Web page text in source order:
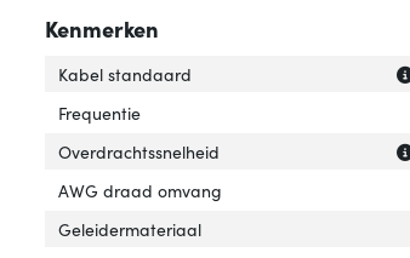
Kenmerken
Kabel standaard
Frequentie
Overdrachtssnelheid
AWG draad omvang
Geleidermateriaal